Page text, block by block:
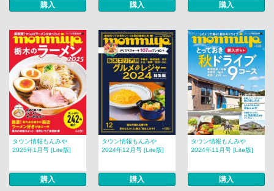
購入 購入 購入
タウン情報もんみや
2025年1月号 [Lite版]
購入
タウン情報もんみや
2024年12月号 [Lite版]
購入
タウン情報もんみや
2024年11月号 [Lite版]
購入